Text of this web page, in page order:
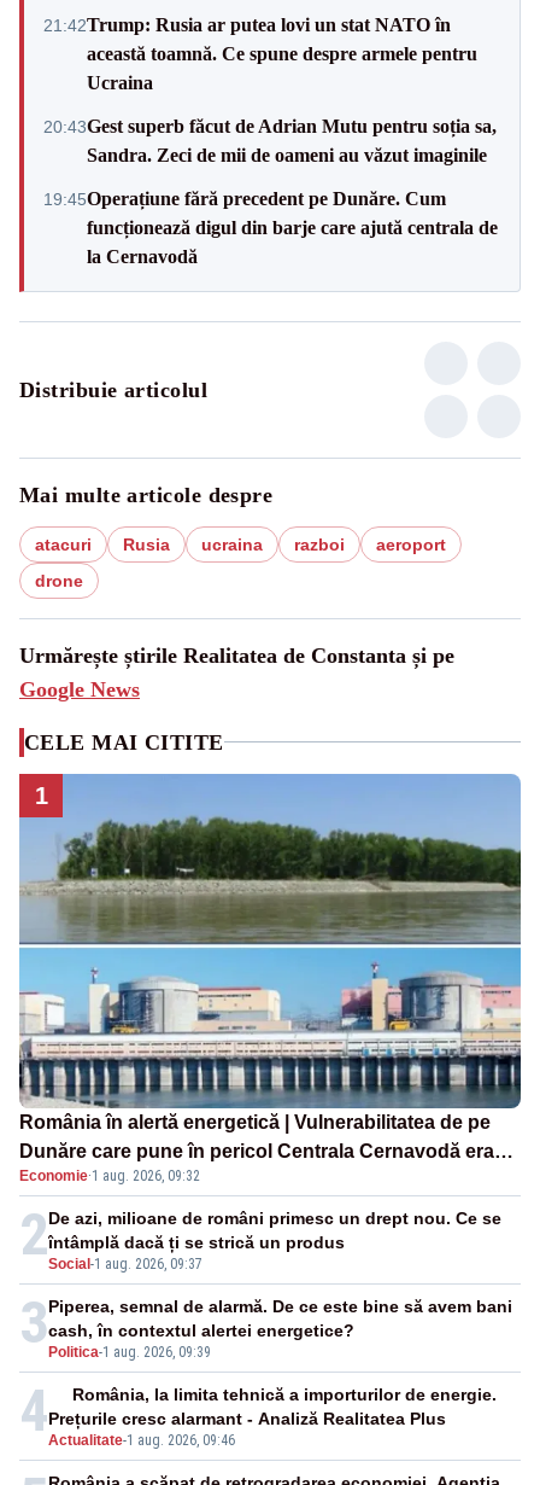
21:42Trump: Rusia ar putea lovi un stat NATO în
această toamnă. Ce spune despre armele pentru
Ucraina
20:43Gest superb făcut de Adrian Mutu pentru soția sa,
Sandra. Zeci de mii de oameni au văzut imaginile
19:45Operațiune fără precedent pe Dunăre. Cum
funcționează digul din barje care ajută centrala de
la Cernavodă
Distribuie articolul
Mai multe articole despre
atacuri Rusia ucraina razboi
aeroport
drone
Urmărește știrile Realitatea de Constanta și pe
Google News
CELE MAI CITITE
1
România în alertă energetică | Vulnerabilitatea de pe
Dunăre care pune în pericol Centrala Cernavodă era
cunoscută de pe vremea lui Ceaușescu
Economie·1 aug. 2026, 09:32
2Social -1 aug. 2026, 09:37
De azi, milioane de români primesc un drept nou. Ce se
întâmplă dacă ți se strică un produs
3 Politica-1 aug. 2026, 09:39
Piperea, semnal de alarmă. De ce este bine să avem bani
cash, în contextul alertei energetice?
4Actualitate-1 aug. 2026, 09:46
România, la limita tehnică a importurilor de energie.
Prețurile cresc alarmant - Analiză Realitatea Plus